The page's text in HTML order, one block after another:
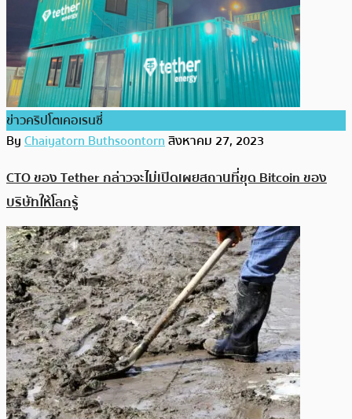
ข่าวคริปโตเคอเรนซี่
ByChaiyatorn Buthsoontornสิงหาคม 27, 2023
CTO ของ Tether กล่าวจะไม่เปิดเผยสถานที่ขุด Bitcoin ของ
บริษัทให้โลกรู้